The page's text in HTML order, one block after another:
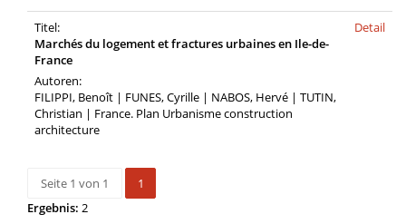
Titel:
Marchés du logement et fractures urbaines en Ile-de-
France
Autoren:
FILIPPI, Benoît | FUNES, Cyrille | NABOS, Hervé | TUTIN,
Christian | France. Plan Urbanisme construction
architecture
Detail
Seite 1 von 1
1
Ergebnis: 2